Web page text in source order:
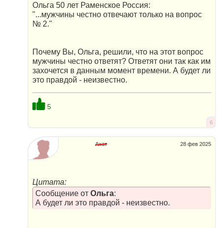
Ольга 50 лет Раменское Россия:
"...мужчины честно отвечают только на вопрос
№ 2."
Почему Вы, Ольга, решили, что на этот вопрос
мужчины честно ответят? Ответят они так как им
захочется в данным момент времени. А будет ли
это правдой - неизвестно.
5
6
28 фев 2025
Ахат
Цитата:
Сообщение от Ольга:
А будет ли это правдой - неизвестно.